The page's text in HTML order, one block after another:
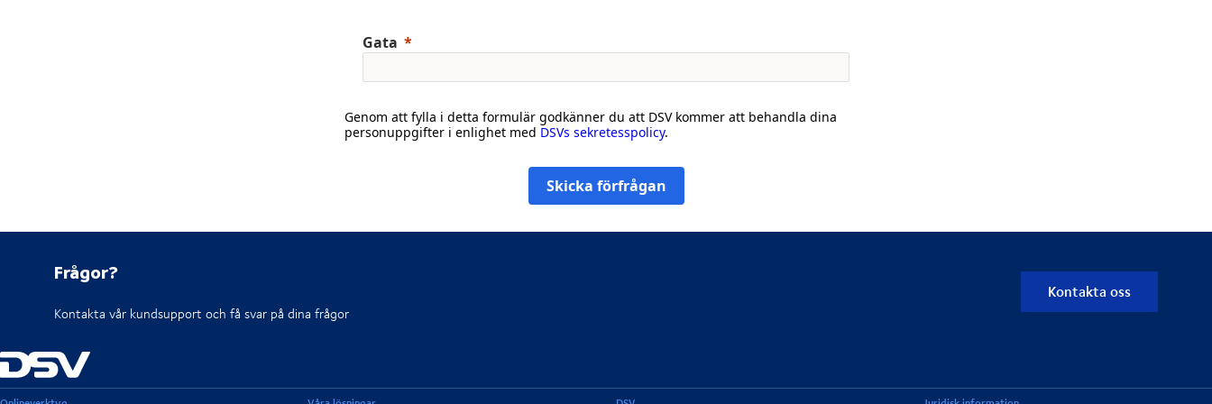
Gata
Genom att fylla i detta formulär godkänner du att DSV kommer att behandla dina
personuppgifter i enlighet med DSVs sekretesspolicy.
Skicka förfrågan
Frågor?
Kontakta vår kundsupport och få svar på dina frågor
Kontakta oss